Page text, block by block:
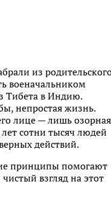
из
военачальником
Тибета в Индию.
непростая жизнь.
лице — лишь озорная
сотни тысяч людей
действий.
принципы помогают
взгляд на этот